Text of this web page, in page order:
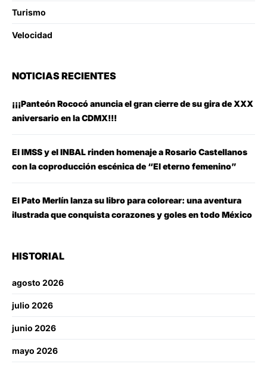
Turismo
Velocidad
NOTICIAS RECIENTES
¡¡¡Panteón Rococó anuncia el gran cierre de su gira de XXX
aniversario en la CDMX!!!
El IMSS y el INBAL rinden homenaje a Rosario Castellanos
con la coproducción escénica de “El eterno femenino”
El Pato Merlín lanza su libro para colorear: una aventura
ilustrada que conquista corazones y goles en todo México
HISTORIAL
agosto 2026
julio 2026
junio 2026
mayo 2026